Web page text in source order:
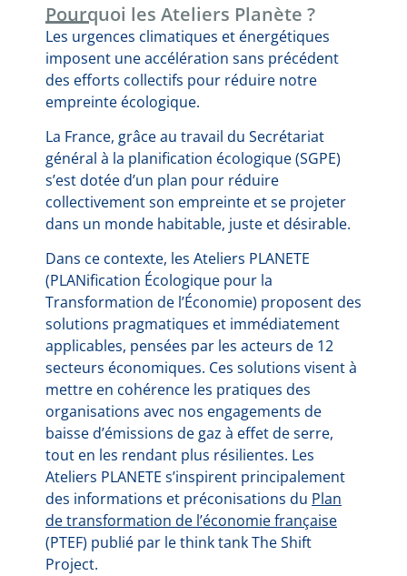
Pourquoi les Ateliers Planète ?
Les urgences climatiques et énergétiques
imposent une accélération sans précédent
des efforts collectifs pour réduire notre
empreinte écologique.
La France, grâce au travail du Secrétariat
général à la planification écologique (SGPE)
s’est dotée d’un plan pour réduire
collectivement son empreinte et se projeter
dans un monde habitable, juste et désirable.
Dans ce contexte, les Ateliers PLANETE
(PLANification Écologique pour la
Transformation de l’Économie) proposent des
solutions pragmatiques et immédiatement
applicables, pensées par les acteurs de 12
secteurs économiques. Ces solutions visent à
mettre en cohérence les pratiques des
organisations avec nos engagements de
baisse d’émissions de gaz à effet de serre,
tout en les rendant plus résilientes. Les
Ateliers PLANETE s’inspirent principalement
des informations et préconisations du Plan
de transformation de l’économie française
(PTEF) publié par le think tank The Shift
Project.